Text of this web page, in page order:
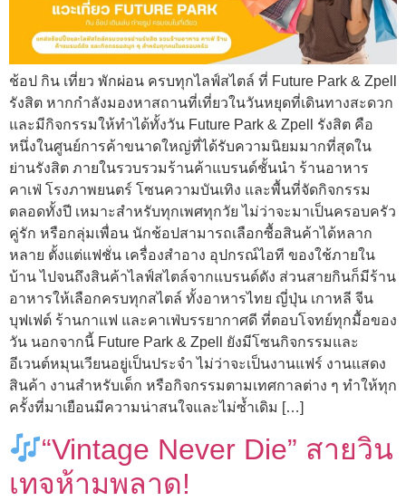
ช้อป กิน เที่ยว พักผ่อน ครบทุกไลฟ์สไตล์ ที่ Future Park & Zpell
รังสิต หากกำลังมองหาสถานที่เที่ยวในวันหยุดที่เดินทางสะดวก
และมีกิจกรรมให้ทำได้ทั้งวัน Future Park & Zpell รังสิต คือ
หนึ่งในศูนย์การค้าขนาดใหญ่ที่ได้รับความนิยมมากที่สุดใน
ย่านรังสิต ภายในรวบรวมร้านค้าแบรนด์ชั้นนำ ร้านอาหาร
คาเฟ่ โรงภาพยนตร์ โซนความบันเทิง และพื้นที่จัดกิจกรรม
ตลอดทั้งปี เหมาะสำหรับทุกเพศทุกวัย ไม่ว่าจะมาเป็นครอบครัว
คู่รัก หรือกลุ่มเพื่อน นักช้อปสามารถเลือกซื้อสินค้าได้หลาก
หลาย ตั้งแต่แฟชั่น เครื่องสำอาง อุปกรณ์ไอที ของใช้ภายใน
บ้าน ไปจนถึงสินค้าไลฟ์สไตล์จากแบรนด์ดัง ส่วนสายกินก็มีร้าน
อาหารให้เลือกครบทุกสไตล์ ทั้งอาหารไทย ญี่ปุ่น เกาหลี จีน
บุฟเฟต์ ร้านกาแฟ และคาเฟ่บรรยากาศดี ที่ตอบโจทย์ทุกมื้อของ
วัน นอกจากนี้ Future Park & Zpell ยังมีโซนกิจกรรมและ
อีเวนต์หมุนเวียนอยู่เป็นประจำ ไม่ว่าจะเป็นงานแฟร์ งานแสดง
สินค้า งานสำหรับเด็ก หรือกิจกรรมตามเทศกาลต่าง ๆ ทำให้ทุก
ครั้งที่มาเยือนมีความน่าสนใจและไม่ซ้ำเดิม […]
“Vintage Never Die” สายวิน
เทจห้ามพลาด!